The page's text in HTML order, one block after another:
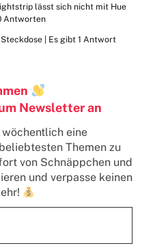
lässt sich nicht mit Hue
Antworten
Steckdose | Es gibt1 Antwort
Newsletter an
eine
Themen zu
von Schnäppchen und
und verpasse keinen